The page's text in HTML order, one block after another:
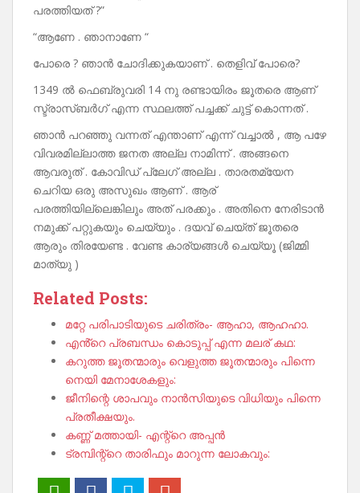
പരത്തിയത് ?”
“ആണേ . ഞാനാണേ “
പോരെ ? ഞാൻ ചോദിക്കുകയാണ് . തെളിവ് പോരെ?
1349 ൽ ഫെബ്രുവരി 14 നു രണ്ടായിരം ജൂതരെ ആണ്
സ്ട്രാസ്ബർഗ് എന്ന സ്ഥലത്ത് പച്ചക്ക് ചുട്ട് കൊന്നത് .
ഞാൻ പറഞ്ഞു വന്നത് എന്താണ് എന്ന് വച്ചാൽ , ആ പഴേ
വിവരമില്ലാത്ത ജനത അല്ല നാമിന്ന് . അങ്ങനെ
ആവരുത് . കോവിഡ് പ്ലേഗ് അല്ല . താരതമ്യേന
ചെറിയ ഒരു അസുഖം ആണ് . ആര്
പരത്തിയില്ലെങ്കിലും അത് പരക്കും . അതിനെ നേരിടാൻ
നമുക്ക് പറ്റുകയും ചെയ്യും . ദയവ് ചെയ്ത് ജൂതരെ
ആരും തിരയേണ്ട . വേണ്ട കാര്യങ്ങൾ ചെയ്യൂ (ജിമ്മി
മാത്യു )
Related Posts:
മറ്റേ പരിപാടിയുടെ ചരിത്രം- ആഹാ, ആഹഹാ.
എൻ്റെ പ്രബന്ധം കൊടുപ്പ് എന്ന മലര് കഥ:
കറുത്ത ജൂതന്മാരും വെളുത്ത ജൂതന്മാരും പിന്നെ
നെയി മേനാശേകളും:
ജീനിന്റെ ശാപവും നാൻസിയുടെ വിധിയും പിന്നെ
പ്രതീക്ഷയും.
കണ്ണ് മത്തായി- എന്റ്റെ അപ്പൻ
ട്രമ്പിന്റ്റെ താരിഫും മാറുന്ന ലോകവും: